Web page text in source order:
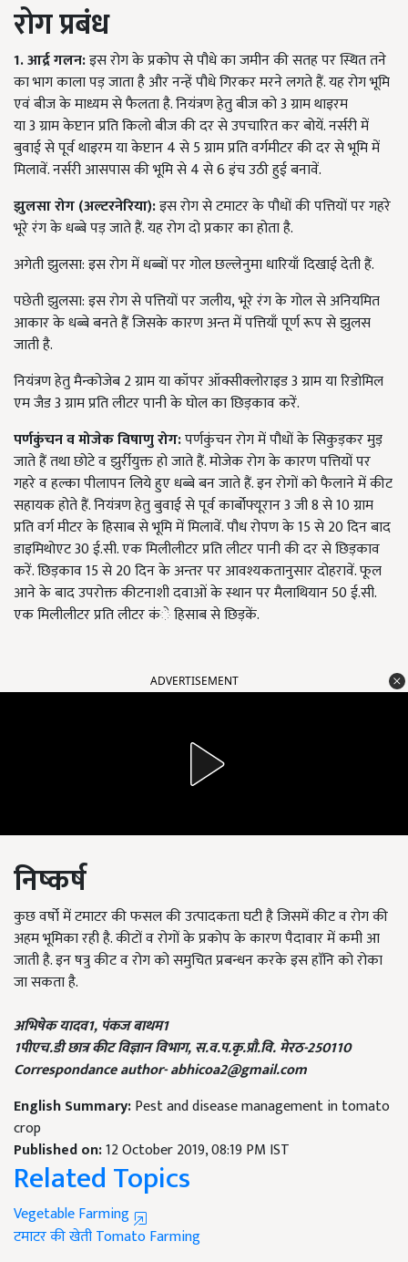
रोग प्रबंध
1. आर्द्र गलन:इस रोग के प्रकोप से पौधे का जमीन की सतह पर स्थित तने
का भाग काला पड़ जाता है और नन्हें पौधे गिरकर मरने लगते हैं. यह रोग भूमि
एवं बीज के माध्यम से फैलता है. नियंत्रण हेतु बीज को3ग्राम थाइरम
या3ग्राम केप्टान प्रति किलो बीज की दर से उपचारित कर बोयें. नर्सरी में
बुवाई से पूर्व थाइरम या केप्टान4से5ग्राम प्रति वर्गमीटर की दर से भूमि में
मिलावें. नर्सरी आसपास की भूमि से4से6इंच उठी हुई बनावें.
झुलसा रोग (अल्टरनेरिया):इस रोग से टमाटर के पौधों की पत्तियों पर गहरे
भूरे रंग के धब्बे पड़ जाते हैं. यह रोग दो प्रकार का होता है.
अगेती झुलसा: इस रोग में धब्बों पर गोल छल्लेनुमा धारियाँ दिखाई देती हैं.
पछेती झुलसा: इस रोग से पत्तियों पर जलीय,भूरे रंग के गोल से अनियमित
आकार के धब्बे बनते हैं जिसके कारण अन्त में पत्तियाँ पूर्ण रूप से झुलस
जाती है.
नियंत्रण हेतु मैन्कोजेब2ग्राम या कॉपर ऑक्सीक्लोराइड3ग्राम या रिडोमिल
एम जैड3ग्राम प्रति लीटर पानी के घोल का छिड़काव करें.
पर्णकुंचन व मोजेक विषाणु रोग:पर्णकुंचन रोग में पौधों के सिकुड़कर मुड़
जाते हैं तथा छोटे व झुर्रीयुक्त हो जाते हैं. मोजेक रोग के कारण पत्तियों पर
गहरे व हल्का पीलापन लिये हुए धब्बे बन जाते हैं. इन रोगों को फैलाने में कीट
सहायक होते हैं. नियंत्रण हेतु बुवाई से पूर्व कार्बोफ्यूरान3जी8से10ग्राम
प्रति वर्ग मीटर के हिसाब से भूमि में मिलावें. पौध रोपण के15से20दिन बाद
डाइमिथोएट30ई.सी. एक मिलीलीटर प्रति लीटर पानी की दर से छिड़काव
करें. छिड़काव15से20दिन के अन्तर पर आवश्यकतानुसार दोहरावें. फूल
आने के बाद उपरोक्त कीटनाशी दवाओं के स्थान पर मैलाथियान50ई.सी.
एक मिलीलीटर प्रति लीटर कंे हिसाब से छिड़कें.
ADVERTISEMENT
निष्कर्ष
कुछ वर्षो में टमाटर की फसल की उत्पादकता घटी है जिसमें कीट व रोग की
अहम भूमिका रही है. कीटों व रोगों के प्रकोप के कारण पैदावार में कमी आ
जाती है. इन षत्रु कीट व रोग को समुचित प्रबन्धन करके इस हाॅनि को रोका
जा सकता है.
अभिषेक यादव1, पंकज बाथम1
1पीएच.डी छात्र कीट विज्ञान विभाग,स.व.प.कृ.प्रौ.वि. मेरठ-250110
Correspondance author-abhicoa2@gmail.com
English Summary:Pest and disease management in tomato
crop
Published on:12 October 2019, 08:19 PM IST
Related Topics
Vegetable Farming
टमाटर की खेतीTomato Farming